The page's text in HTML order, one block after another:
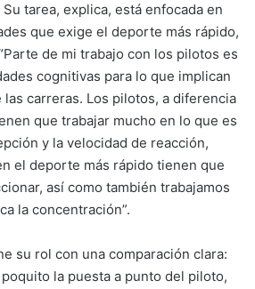
tarea, explica, está enfocada en
que exige el deporte más rápido,
de mi trabajo con los pilotos es
cognitivas para lo que implican
carreras. Los pilotos, a diferencia
que trabajar mucho en lo que es
y la velocidad de reacción,
el deporte más rápido tienen que
así como también trabajamos
la concentración”.
su rol con una comparación clara:
la puesta a punto del piloto,